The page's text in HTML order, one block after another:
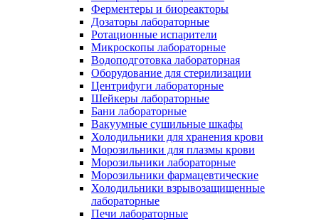
Ферментеры и биореакторы
Дозаторы лабораторные
Ротационные испарители
Микроскопы лабораторные
Водоподготовка лабораторная
Оборудование для стерилизации
Центрифуги лабораторные
Шейкеры лабораторные
Бани лабораторные
Вакуумные сушильные шкафы
Холодильники для хранения крови
Морозильники для плазмы крови
Морозильники лабораторные
Морозильники фармацевтические
Холодильники взрывозащищенные
лабораторные
Печи лабораторные